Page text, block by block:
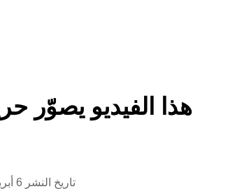
هذا الفيديو يصوّر
تاريخ النشر 6 أبريل 2026 الساعة 13:32